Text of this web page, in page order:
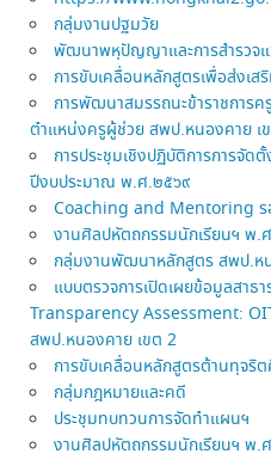
กลุ่มงานปฐมวัย
พัฒนาพหุปัญญาและการสำรวจแ
การขับเคลื่อนหลักสูตรเพื่อส่งเ
การพัฒนาสมรรถนะข้าราชการค
ตำแหน่งครูผู้ช่วย สพป.หนองคาย เ
การประชุมเชิงปฏิบัติการการจัด
ปีงบประมาณ พ.ศ.๒๕๖๙
Coaching and Mentoring รอ
งานศิลปหัตถกรรมนักเรียนฯ พ.
กลุ่มงานพัฒนาหลักสูตร สพป.ห
แบบตรวจการเปิดเผยข้อมูลส
Transparency Assessment:
สพป.หนองคาย เขต 2
การขับเคลื่อนหลักสูตรต้านทุจริ
กลุ่มกฎหมายและคดี
ประชุมทบทวนการจัดทำแผนฯ
งานศิลปหัตถกรรมนักเรียนฯ พ.